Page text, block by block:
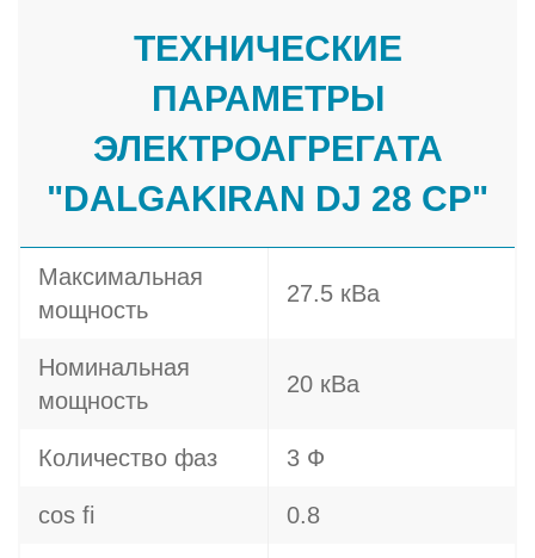
ТЕХНИЧЕСКИЕ
ПАРАМЕТРЫ
ЭЛЕКТРОАГРЕГАТА
"DALGAKIRAN DJ 28 CP"
Максимальная
мощность
27.5 кВа
Номинальная
мощность
20 кВа
Количество фаз 3 Ф
cos fi 0.8